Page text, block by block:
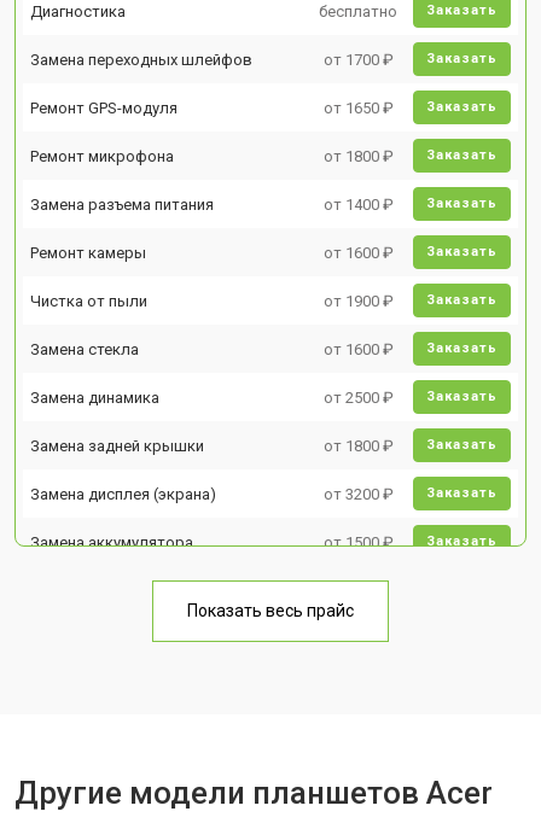
Диагностика бесплатно Заказать
Замена переходных шлейфов от 1700 ₽ Заказать
Ремонт GPS-модуля от 1650 ₽ Заказать
Ремонт микрофона от 1800 ₽ Заказать
Замена разъема питания от 1400 ₽ Заказать
Ремонт камеры от 1600 ₽ Заказать
Чистка от пыли от 1900 ₽ Заказать
Замена стекла от 1600 ₽ Заказать
Замена динамика от 2500 ₽ Заказать
Замена задней крышки от 1800 ₽ Заказать
Замена дисплея (экрана) от 3200 ₽ Заказать
Замена аккумулятора от 1500 ₽ Заказать
Замена материнской платы от 3200 ₽
Показать весь прайс
Другие модели планшетов Acer